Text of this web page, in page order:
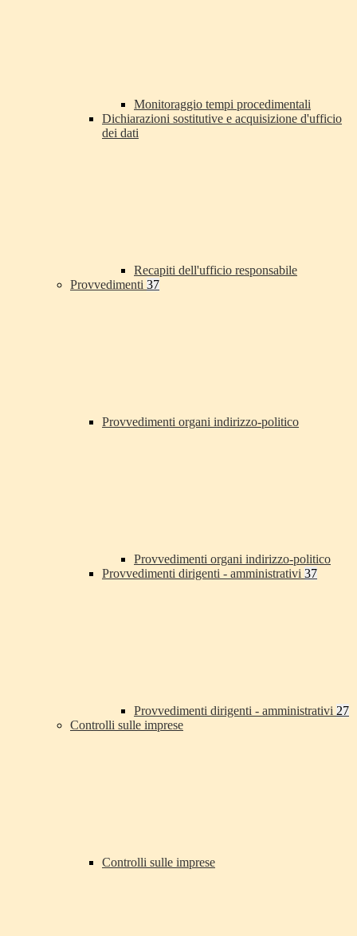
Monitoraggio tempi procedimentali
Dichiarazioni sostitutive e acquisizione d'ufficio
dei dati
Recapiti dell'ufficio responsabile
Provvedimenti 37
Provvedimenti organi indirizzo-politico
Provvedimenti organi indirizzo-politico
Provvedimenti dirigenti - amministrativi 37
Provvedimenti dirigenti - amministrativi 27
Controlli sulle imprese
Controlli sulle imprese